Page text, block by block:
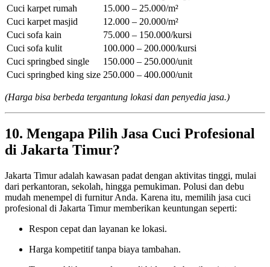
Cuci karpet rumah
15.000 – 25.000/m²
Cuci karpet masjid
12.000 – 20.000/m²
Cuci sofa kain
75.000 – 150.000/kursi
Cuci sofa kulit
100.000 – 200.000/kursi
Cuci springbed single
150.000 – 250.000/unit
Cuci springbed king size 250.000 – 400.000/unit
(Harga bisa berbeda tergantung lokasi dan penyedia jasa.)
10. Mengapa Pilih Jasa Cuci Profesional
di Jakarta Timur?
Jakarta Timur adalah kawasan padat dengan aktivitas tinggi, mulai
dari perkantoran, sekolah, hingga pemukiman. Polusi dan debu
mudah menempel di furnitur Anda. Karena itu, memilih jasa cuci
profesional di Jakarta Timur memberikan keuntungan seperti:
Respon cepat dan layanan ke lokasi.
Harga kompetitif tanpa biaya tambahan.